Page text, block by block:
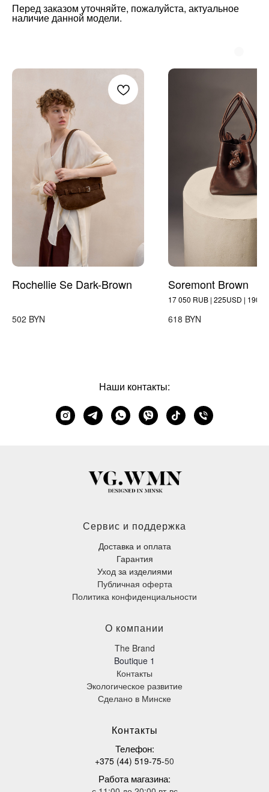
Перед заказом уточняйте, пожалуйста, актуальное
наличие данной модели.
Rochellie Se Dark-Brown
502 BYN
Soremont Brown
17 050 RUB | 225USD | 190
618 BYN
Наши контакты:
О компании
Доставка и оплата
Гарантия
Уход за изделиями
Публичная оферта
Политика конфиденциальности
Сервис и поддержка
The Brand
Boutique 1
Контакты
Экологическое развитие
Сделано в Минске
Контакты
Телефон:
+375 (44) 519-75-50
Работа магазина: